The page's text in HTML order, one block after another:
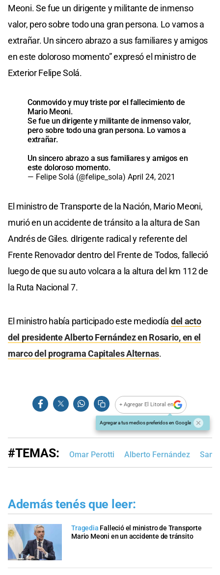
Meoni. Se fue un dirigente y militante de inmenso
valor, pero sobre todo una gran persona. Lo vamos a
extrañar. Un sincero abrazo a sus familiares y amigos
en este doloroso momento” expresó el ministro de
Exterior Felipe Solá.
Conmovido y muy triste por el fallecimiento de
Mario Meoni.
Se fue un dirigente y militante de inmenso valor,
pero sobre todo una gran persona. Lo vamos a
extrañar.
Un sincero abrazo a sus familiares y amigos en
este doloroso momento.
— Felipe Solá (@felipe_sola) April 24, 2021
El ministro de Transporte de la Nación, Mario Meoni,
murió en un accidente de tránsito a la altura de San
Andrés de Giles. dIrigente radical y referente del
Frente Renovador dentro del Frente de Todos, falleció
luego de que su auto volcara a la altura del km 112 de
la Ruta Nacional 7.
El ministro había participado este mediodía del acto
del presidente Alberto Fernández en Rosario, en el
marco del programa Capitales Alternas.
+ Agregar El Litoral en
Agregar a tus medios preferidos en Google
#TEMAS: Omar Perotti Alberto Fernández
Además tenés que leer:
Tragedia Falleció el ministro de Transporte
Mario Meoni en un accidente de tránsito